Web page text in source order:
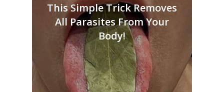
This Simple Trick Removes
All Parasites From Your
Body!